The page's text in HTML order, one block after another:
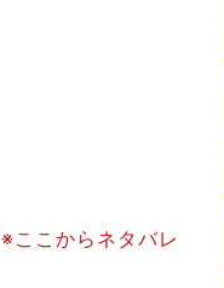
※ここからネタバレ